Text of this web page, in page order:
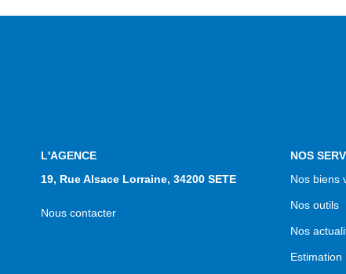
L'AGENCE
19, Rue Alsace Lorraine, 34200 SETE
Nous contacter
NOS
Nos biens
Nos outils
Nos
Estimation